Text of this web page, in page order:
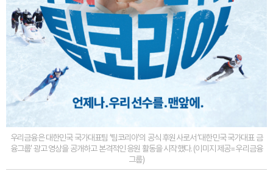
우리금융은 대한민국 국가대표팀 ‘팀코리아’의 공식 후원사로서 ‘대한민국 국가대표 금
융그룹’ 광고 영상을 공개하고 본격적인 응원 활동을 시작했다. (이미지 제공=우리금융
그룹)